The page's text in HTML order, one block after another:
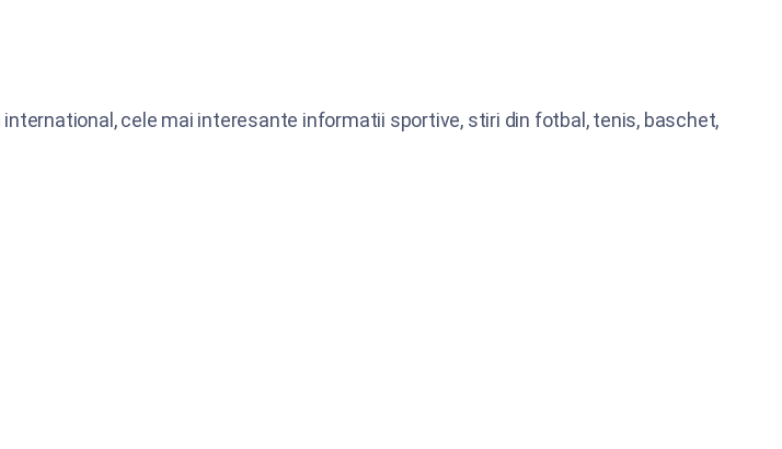
cele mai interesante informatii sportive, stiri din fotbal, tenis, baschet,